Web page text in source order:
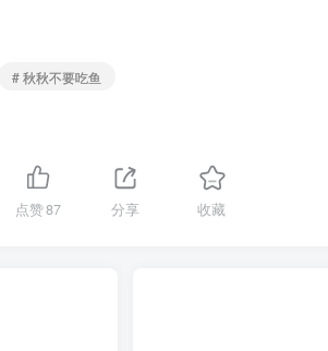
# 秋秋不要吃鱼
点赞87 分享 收藏